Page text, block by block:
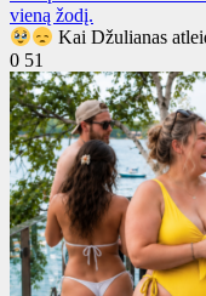
vieną žodį.
Kai Džulianas
0 51